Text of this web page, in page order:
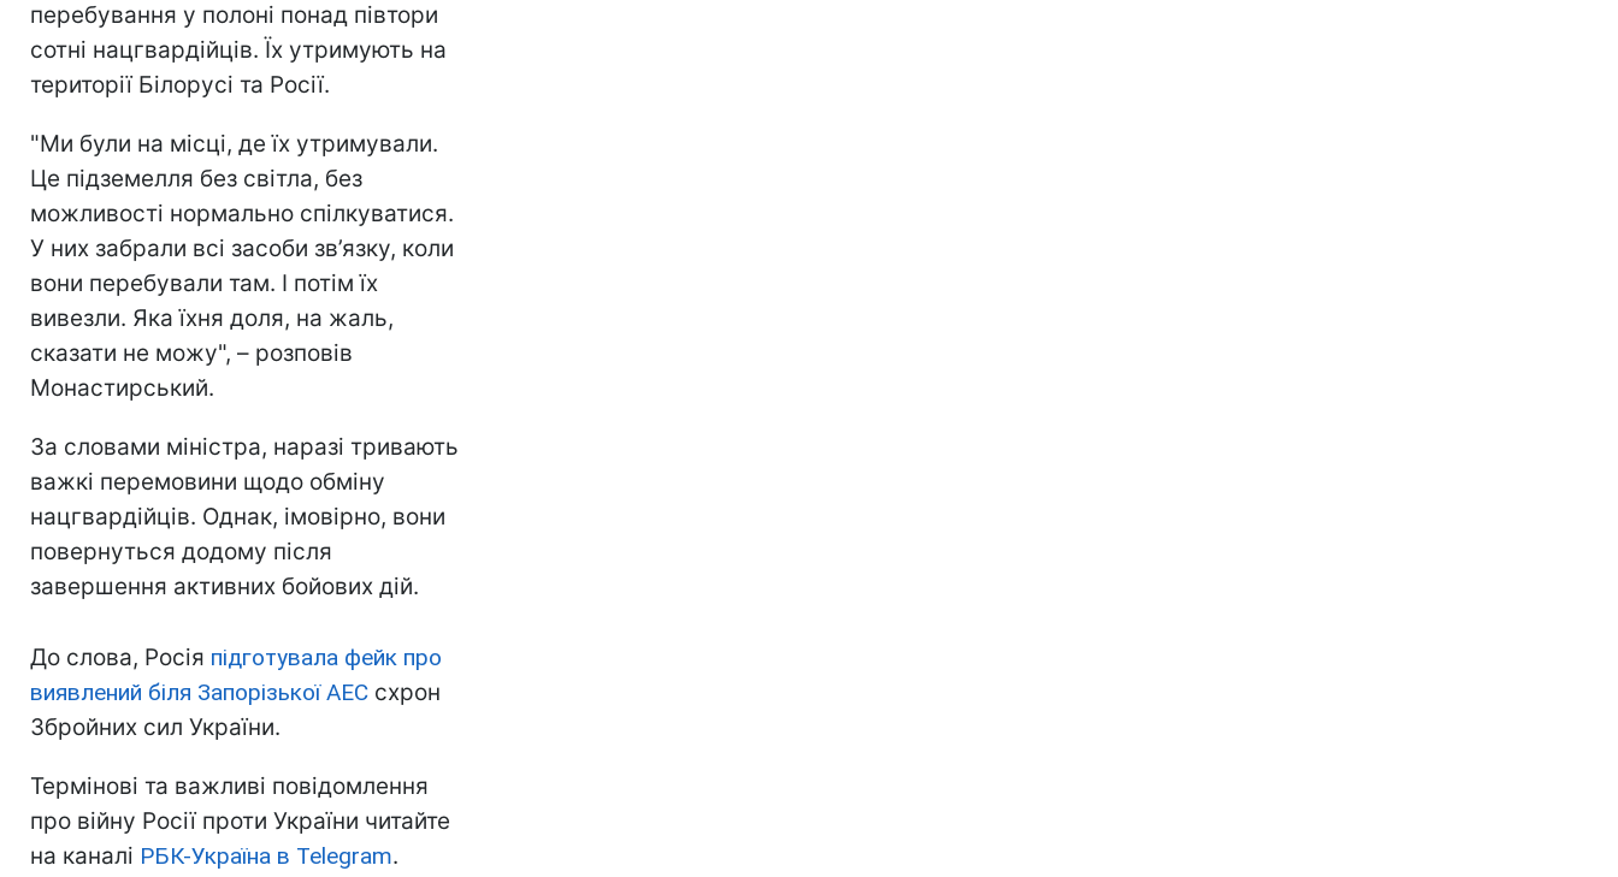
перебування у полоні понад півтори
сотні нацгвардійців. Їх утримують на
території Білорусі та Росії.
"Ми були на місці, де їх утримували.
Це підземелля без світла, без
можливості нормально спілкуватися.
У них забрали всі засоби зв’язку, коли
вони перебували там. І потім їх
вивезли. Яка їхня доля, на жаль,
сказати не можу", – розповів
Монастирський.
За словами міністра, наразі тривають
важкі перемовини щодо обміну
нацгвардійців. Однак, імовірно, вони
повернуться додому після
завершення активних бойових дій.
До слова, Росія підготувала фейк про
виявлений біля Запорізької АЕС схрон
Збройних сил України.
Термінові та важливі повідомлення
про війну Росії проти України читайте
на каналі РБК-Україна в Telegram.